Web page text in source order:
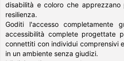
disabilità e coloro che
resilienza.
Goditi l'accesso completamente
accessibilità complete progettate
connettiti con individui comprensivi
in un ambiente senza giudizi.